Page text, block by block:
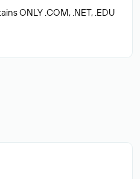
ONLY .COM, .NET, .EDU